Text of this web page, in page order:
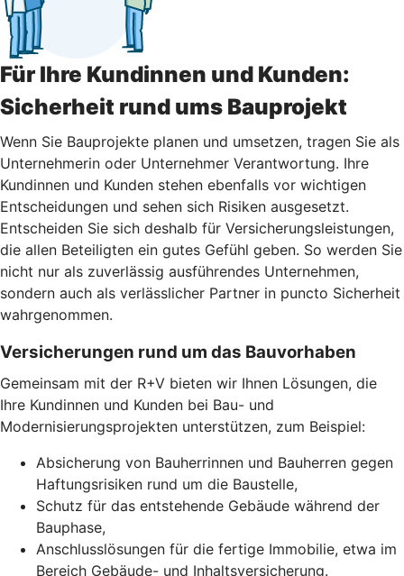
Für Ihre Kundinnen und Kunden:
Sicherheit rund ums Bauprojekt
Wenn Sie Bauprojekte planen und umsetzen, tragen Sie als
Unternehmerin oder Unternehmer Verantwortung. Ihre
Kundinnen und Kunden stehen ebenfalls vor wichtigen
Entscheidungen und sehen sich Risiken ausgesetzt.
Entscheiden Sie sich deshalb für Versicherungsleistungen,
die allen Beteiligten ein gutes Gefühl geben. So werden Sie
nicht nur als zuverlässig ausführendes Unternehmen,
sondern auch als verlässlicher Partner in puncto Sicherheit
wahrgenommen.
Versicherungen rund um das Bauvorhaben
Gemeinsam mit der R+V bieten wir Ihnen Lösungen, die
Ihre Kundinnen und Kunden bei Bau- und
Modernisierungsprojekten unterstützen, zum Beispiel:
Absicherung von Bauherrinnen und Bauherren gegen
Haftungsrisiken rund um die Baustelle,
Schutz für das entstehende Gebäude während der
Bauphase,
Anschlusslösungen für die fertige Immobilie, etwa im
Bereich Gebäude- und Inhaltsversicherung.